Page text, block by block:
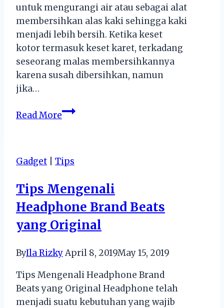
untuk mengurangi air atau sebagai alat
membersihkan alas kaki sehingga kaki
menjadi lebih bersih. Ketika keset
kotor termasuk keset karet, terkadang
seseorang malas membersihkannya
karena susah dibersihkan, namun
jika…
Read MoreCara
Spesifikasi
Cuci
Gadget Tips
Tips Mengenali
Headphone Brand Beats
yang Original
ByIla RizkyApril 8, 2019May 15, 2019
Tips Mengenali Headphone Brand
Beats yang Original Headphone telah
menjadi suatu kebutuhan yang wajib